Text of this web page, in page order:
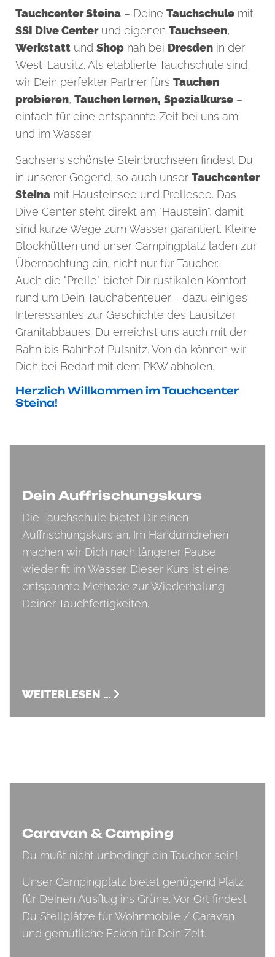
Tauchcenter Steina – Deine Tauchschule mit
SSI Dive Centerund eigenen Tauchseen,
Werkstatt und Shop nah bei Dresden in der
West-Lausitz. Als etablierte Tauchschule sind
wir Dein perfekter Partner fürs Tauchen
probieren, Tauchen lernen, Spezialkurse –
einfach für eine entspannte Zeit bei uns am
und im Wasser.
Sachsens schönste Steinbruchseen findest Du
in unserer Gegend, so auch unser Tauchcenter
Steina mit Hausteinsee und Prellesee. Das
Dive Center steht direkt am "Haustein", damit
sind kurze Wege zum Wasser garantiert. Kleine
Blockhütten und unser Campingplatz laden zur
Übernachtung ein, nicht nur für Taucher.
Auch die "Prelle" bietet Dir rustikalen Komfort
rund um Dein Tauchabenteuer - dazu einiges
Interessantes zur Geschichte des Lausitzer
Granitabbaues. Du erreichst uns auch mit der
Bahn bis Bahnhof Pulsnitz. Von da können wir
Dich bei Bedarf mit dem PKW abholen.
Herzlich Willkommen im Tauchcenter
Steina!
Dein Auffrischungskurs
Die Tauchschule bietet Dir einen
Auffrischungskurs an. Im Handumdrehen
machen wir Dich nach längerer Pause
wieder fit im Wasser. Dieser Kurs ist eine
entspannte Methode zur Wiederholung
Deiner Tauchfertigkeiten.
WEITERLESEN …
Caravan & Camping
Du mußt nicht unbedingt ein Taucher sein!
Unser Campingplatz bietet genügend Platz
für Deinen Ausflug ins Grüne. Vor Ort findest
Du Stellplätze für Wohnmobile / Caravan
und gemütliche Ecken für Dein Zelt.